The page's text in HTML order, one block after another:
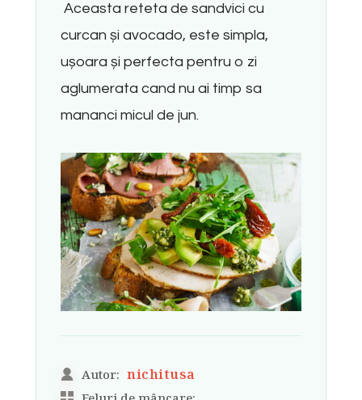
Aceasta reteta de sandvici cu
curcan și avocado, este simpla,
ușoara și perfecta pentru o zi
aglumerata cand nu ai timp sa
mananci micul de jun.
Autor: nichitusa